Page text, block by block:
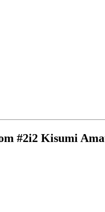
#2i2 Kisumi